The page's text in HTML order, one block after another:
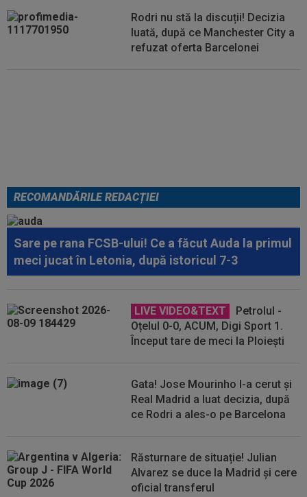
Rodri nu stă la discuții! Decizia
luată, după ce Manchester City a
refuzat oferta Barcelonei
RECOMANDĂRILE REDACȚIEI
Sare pe rana FCSB-ului! Ce a făcut Auda la primul
meci jucat în Letonia, după istoricul 7-3
LIVE VIDEO&TEXT
Petrolul -
Oțelul 0-0, ACUM, Digi Sport 1.
Început tare de meci la Ploiești
Gata! Jose Mourinho l-a cerut și
Real Madrid a luat decizia, după
ce Rodri a ales-o pe Barcelona
Răsturnare de situație! Julian
Alvarez se duce la Madrid și cere
oficial transferul